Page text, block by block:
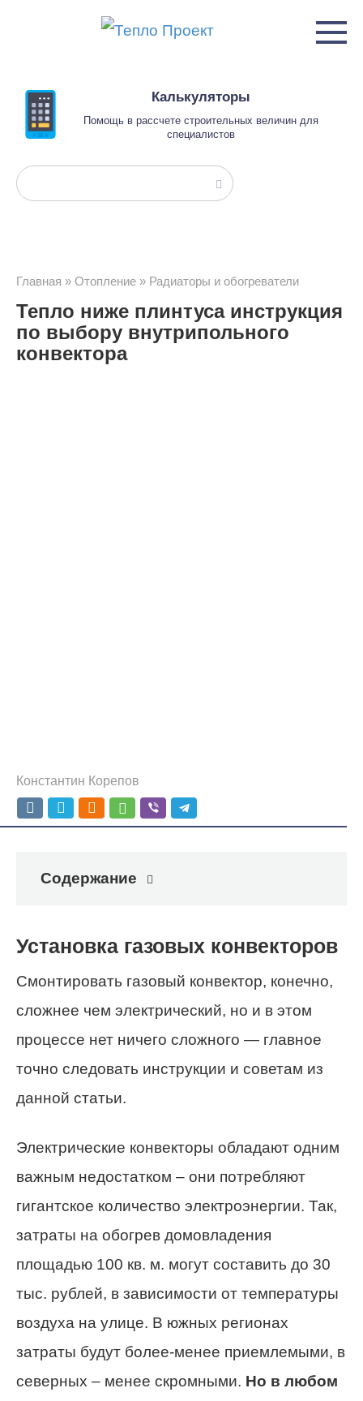
Калькуляторы
Помощь в рассчете строительных величин для
специалистов
Поиск:
Главная » Отопление » Радиаторы и обогреватели
Тепло ниже плинтуса инструкция
по выбору внутрипольного
конвектора
Константин Корепов
Содержание
Установка газовых конвекторов
Смонтировать газовый конвектор, конечно,
сложнее чем электрический, но и в этом
процессе нет ничего сложного — главное
точно следовать инструкции и советам из
данной статьи.
Электрические конвекторы обладают одним
важным недостатком – они потребляют
гигантское количество электроэнергии. Так,
затраты на обогрев домовладения
площадью 100 кв. м. могут составить до 30
тыс. рублей, в зависимости от температуры
воздуха на улице. В южных регионах
затраты будут более-менее приемлемыми, в
северных – менее скромными. Но в любом